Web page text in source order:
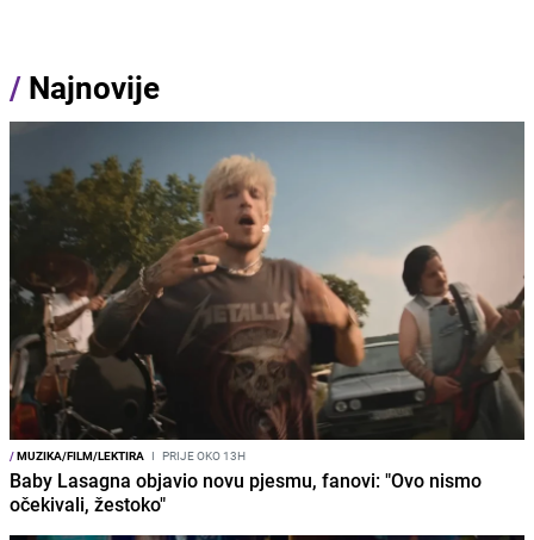
/ Najnovije
/MUZIKA/FILM/LEKTIRA I PRIJE OKO 13H
Baby Lasagna objavio novu pjesmu, fanovi: "Ovo nismo
očekivali, žestoko"